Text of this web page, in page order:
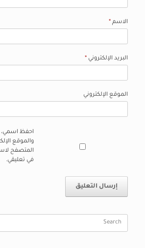
الاسم *
البريد الإلكتروني *
الموقع الإلكتروني
احفظ اسمي،
والموقع
المتصفح
في تعليقي.